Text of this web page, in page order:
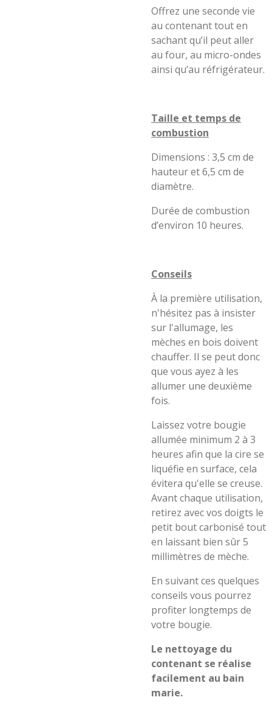
Offrez une seconde vie
au contenant tout en
sachant qu’il peut aller
au four, au micro-ondes
ainsi qu’au réfrigérateur.
Taille et temps de
combustion
Dimensions : 3,5 cm de
hauteur et 6,5 cm de
diamètre.
Durée de combustion
d’environ 10 heures.
Conseils
À la première utilisation,
n'hésitez pas à insister
sur l'allumage, les
mèches en bois doivent
chauffer. Il se peut donc
que vous ayez à les
allumer une deuxième
fois.
Laissez votre bougie
allumée minimum 2 à 3
heures afin que la cire se
liquéfie en surface, cela
évitera qu'elle se creuse.
Avant chaque utilisation,
retirez avec vos doigts le
petit bout carbonisé tout
en laissant bien sûr 5
millimètres de mèche.
En suivant ces quelques
conseils vous pourrez
profiter longtemps de
votre bougie.
Le nettoyage du
contenant se réalise
facilement au bain
marie.